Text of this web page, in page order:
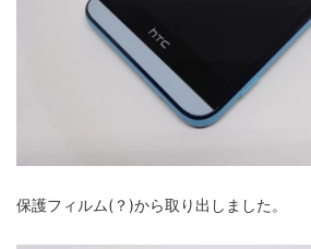
保護フィルム(？)から取り出しました。